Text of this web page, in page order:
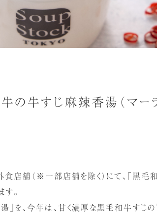
の牛すじ麻辣香湯（マー
店舗（※一部店舗を除く）にて、「黒毛
す。
を、今年は、甘く濃厚な黒毛和牛すじ